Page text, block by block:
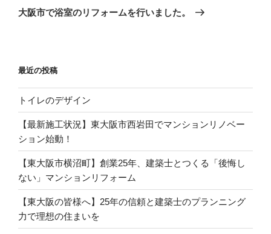
ゲ
ン
稿
の
大阪市で浴室のリフォームを行いました。
最近の投稿
トイレのデザイン
【最新施工状況】東大阪市西岩田でマンションリノベー
ション始動！
【東大阪市横沼町】創業25年、建築士とつくる「後悔し
ない」マンションリフォーム
【東大阪の皆様へ】25年の信頼と建築士のプランニング
力で理想の住まいを